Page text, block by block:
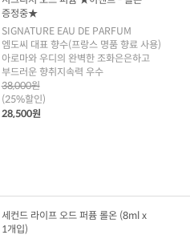
증정중★
SIGNATURE EAU DE PARFUM
엠도씨 대표 향수(프랑스 명품 향료 사용)
아로마와 우디의 완벽한 조화은은하고
부드러운 향취지속력 우수
38,000원
(25%할인)
28,500원
세컨드 라이프 오드 퍼퓸 롤온 (8ml x
1개입)